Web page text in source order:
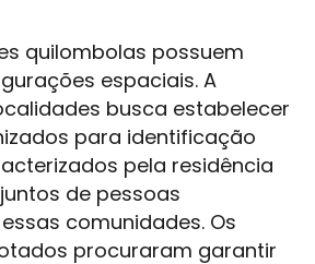
quilombolas possuem
espaciais. A
busca estabelecer
para identificação
pela residência
de pessoas
comunidades. Os
procuraram garantir